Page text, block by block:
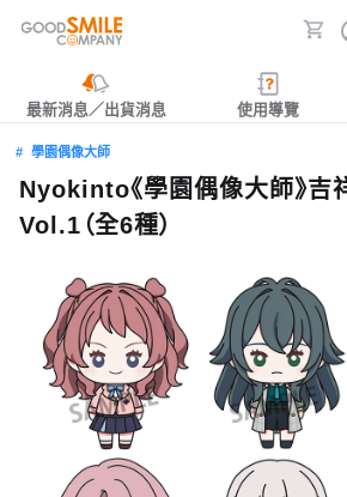
最新消息／出貨消息 使用導覽
學園偶像大師
Nyokinto《學園偶像大師》吉
Vol.1（全6種）